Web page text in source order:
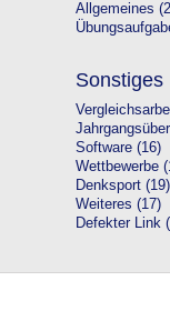
Allgemeines
Sonstiges
Software (16)
Wettbewerbe
Denksport (19)
Weiteres (17)
Defekter Link